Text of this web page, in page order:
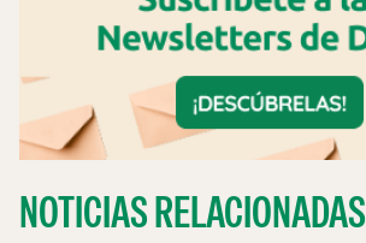
NOTICIAS RELACIONADAS